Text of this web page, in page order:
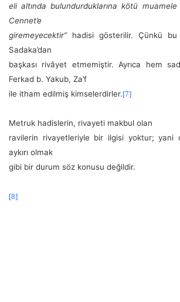
eli altında bulundurduklarına kötü
Cennet’e
giremeyecektir”hadisi gösterilir. Çünkü
Sadaka’dan
başkası rivâyet etmemiştir. Ayrıca hem
Ferkad b. Yakub, Za’f
ile itham edilmiş kimselerdirler.[7]
Metruk hadislerin, rivayeti makbul olan
ravilerin rivayetleriyle bir ilgisi yoktur; yani
aykırı olmak
gibi bir durum söz konusu değildir.
[8]